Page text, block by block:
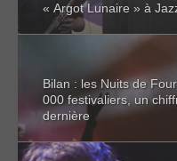
« Argot Lunaire » à
Bilan : les Nuits de
000 festivaliers, un
dernière